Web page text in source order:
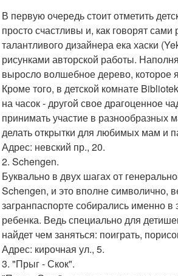
В первую очередь стоит отметить
просто счастливы и, как говорят
талантливого дизайнера ека хаски
рисунками авторской работы.
выросло волшебное дерево, которое
Кроме того, в детской комнате
на часок - другой свое драгоценное
принимать участие в разнообразных
делать открытки для любимых мам и
Адрес: невский пр., 20.
2. Schengen.
Буквально в двух шагах от
Schengen, и это вполне символично,
загранпаспорте собирались именно
ребенка. Ведь специально для
найдет чем заняться: поиграть,
Адрес: кирочная ул., 5.
3. "Прыг - Скок".